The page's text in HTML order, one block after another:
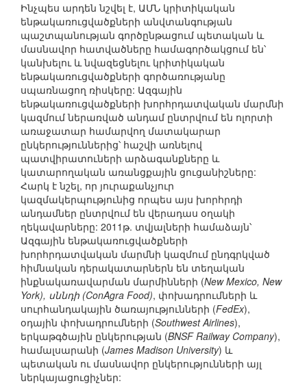
Ինչպես արդեն նշվել է, ԱՄՆ կրիտիկական
ենթակառուցվածքների անվտանգության
պաշտպանության գործընթացում պետական և
մասնավոր հատվածները համագործակցում են՝
կանխելու և նվազեցնելու կրիտիկական
ենթակառուցվածքների գործառությանը
սպառնացող ռիսկերը: Ազգային
ենթակառուցվածքների խորհրդատվական մարմնի
կազմում ներառված անդամ ընտրվում են ոլորտի
առաջատար համարվող մատակարար
ընկերություններից՝ հաշվի առնելով
պատվիրատուների արձագանքները և
կատարողական առանցքային ցուցանիշները:
Հարկ է նշել, որ յուրաքանչյուր
կազմակերպությունից որպես այս խորհրդի
անդամներ ընտրվում են վերադաս օղակի
ղեկավարները: 2011թ. տվյալների համաձայն՝
Ազգային ենթակառուցվածքների
խորհրդատվական մարմնի կազմում ընդգրկված
հիմնական դերակատարներն են տեղական
ինքնակառավարման մարմինների (New Mexico, New
York), սննդի (ConAgra Food), փոխադրումների և
սուրհանդակային ծառայությունների (FedEx),
օդային փոխադրումների (Southwest Airlines),
երկաթգծային ընկերության (BNSF Railway Company),
համալսարանի (James Madison University) և
պետական ու մասնավոր ընկերությունների այլ
ներկայացուցիչներ: